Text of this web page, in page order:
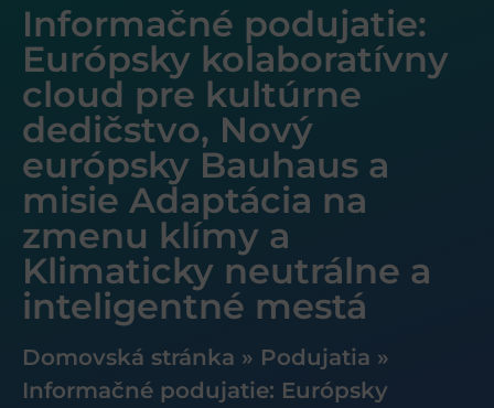
Informačné podujatie:
Európsky kolaboratívny
cloud pre kultúrne
dedičstvo, Nový
európsky Bauhaus a
misie Adaptácia na
zmenu klímy a
Klimaticky neutrálne a
inteligentné mestá
Domovská stránka » Podujatia »
Informačné podujatie: Európsky